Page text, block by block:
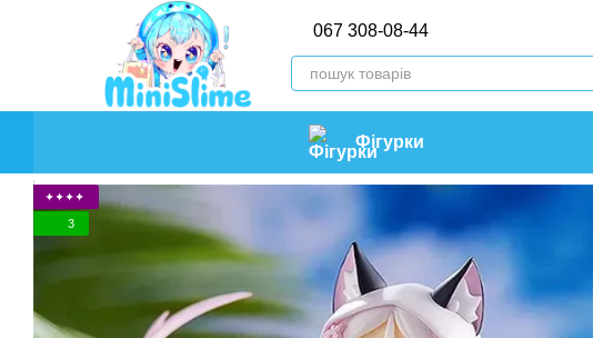
Перейти до основного контенту
067 308-08-44
Фігурки
✦✦✦✦
3